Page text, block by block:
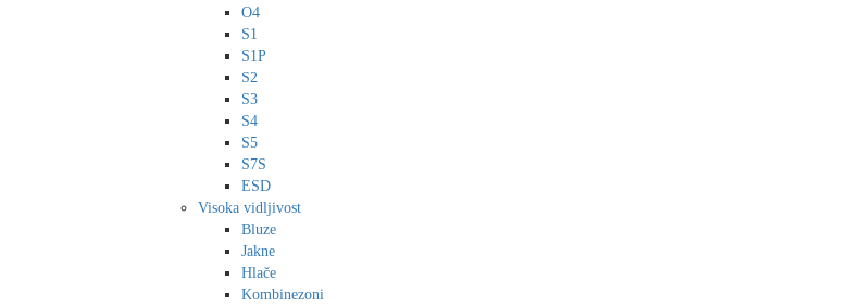
O4
S1
S1P
S2
S3
S4
S5
S7S
ESD
Visoka vidljivost
Bluze
Jakne
Hlače
Kombinezoni